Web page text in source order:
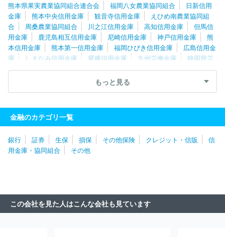
熊本県果実農業協同組合連合会 福岡八女農業協同組合
日新信用
金庫
熊本中央信用金庫 観音寺信用金庫
えひめ南農業協同組
合
周桑農業協同組合 川之江信用金庫 高知信用金庫
但馬信
用金庫
鹿児島相互信用金庫 尼崎信用金庫 神戸信用金庫
熊
本信用金庫
熊本第一信用金庫 福岡ひびき信用金庫
広島信用金
庫
しまなみ信用金庫 愛媛信用金庫 九州労働金庫
静岡県労
働金庫
京都信用金庫 静清信用金庫 三島信用金庫
近畿産業
あいち豊田農業協同組合 アルプス中央信用金庫
石動
信用金庫
信用金庫
松本信用金庫 湖東信用金庫 京都農業協同組合
近
畿労働金庫
瀬戸信用金庫
業協同組合
八幡信用金庫 あづみ農業協同組合
豊橋信用金庫
とぴあ浜松農業協同組合
中央労働金庫
横浜信用金庫 農林中央金庫
東京むさし農業協
同組合
朝日信用金庫 芝信用金庫
株式会社商工組合中央金庫
全国信用協同組合連合会
城北信用金庫
市原市農業協同組合
もっと見る
金融のカテゴリ一覧
銀行 証券 生保 損保 その他保険 クレジット・信販
信
用金庫・協同組合
その他
この会社を見た人はこんな会社も見ています